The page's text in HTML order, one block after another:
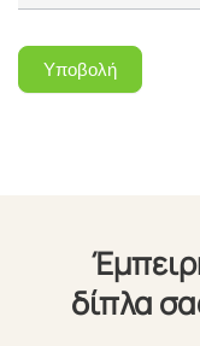
Υποβολή
δίπλα